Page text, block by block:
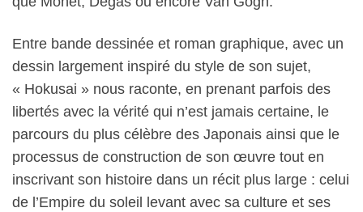
Entre bande dessinée et roman graphique, avec un
dessin largement inspiré du style de son sujet,
« Hokusai » nous raconte, en prenant parfois des
libertés avec la vérité qui n’est jamais certaine, le
parcours du plus célèbre des Japonais ainsi que le
processus de construction de son œuvre tout en
inscrivant son histoire dans un récit plus large : celui
de l’Empire du soleil levant avec sa culture et ses